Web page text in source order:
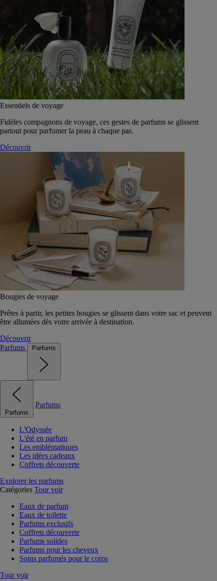
Essentiels de voyage
Fidèles compagnons de voyage, ces gestes de parfums se glissent
partout pour parfumer la peau à chaque pas.
Découvrir
Bougies de voyage
Prêtes à partir, les petites bougies se glissent dans votre sac et peuvent
être allumées dès votre arrivée à destination.
Découvrir
Parfums
Parfums
Parfums
Parfums
L'Odyssée
L'été en parfum
Les emblématiques
Les idées cadeaux
Coffrets découverte
Explorer les parfums
Catégories Tour voir
Eaux de parfum
Eaux de toilette
Parfums exclusifs
Coffrets découverte
Parfums solides
Parfums pour les cheveux
Soins parfumés pour le corps
Tour voir